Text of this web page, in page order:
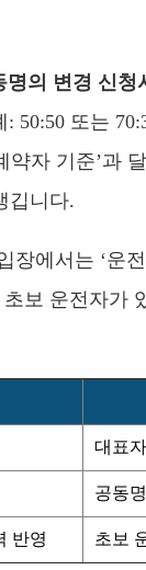
명의 변경 신청
50:50 또는
자 기준’과
깁니다.
에서는 ‘운
보 운전자가
대표
공동
반영 초보